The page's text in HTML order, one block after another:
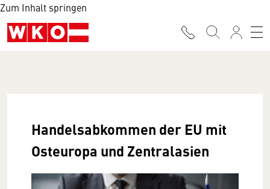
Zum Inhalt springen
Handelsabkommen der EU mit
Osteuropa und Zentralasien